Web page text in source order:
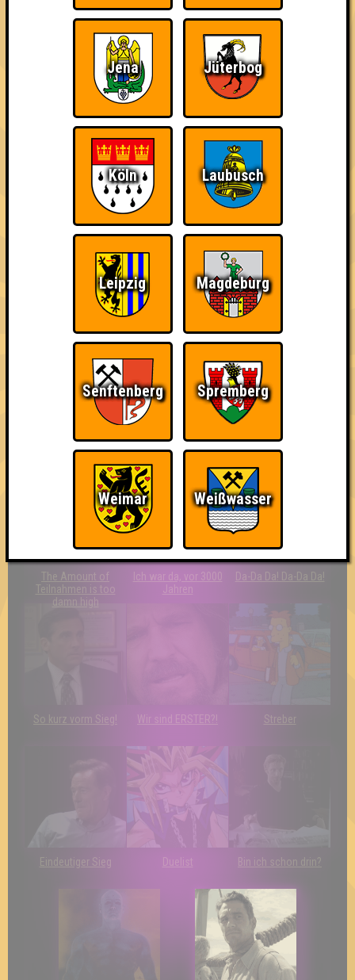
Errungenschaften für den 1. Platz.
Knapp daneben!
Wiederzehn macht
Teil der Oberschicht
Schon wieder zum
The Last of Us
The Amount of
Teilnahmen is too
damn high
Ich war da, vor 3000
Jahren
Da-Da Da! Da-Da Da!
So kurz vorm Sieg! Wir sind ERSTER?! Streber
Eindeutiger Sieg Duelist Bin ich schon drin?
Jena Jüterbog
Köln Laubusch
Leipzig Magdeburg
Senftenberg Spremberg
Weimar Weißwasser